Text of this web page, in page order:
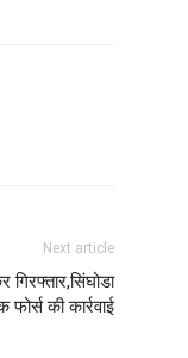
Next article
गिरफ्तार,सिंघोडा
की कार्रवाई